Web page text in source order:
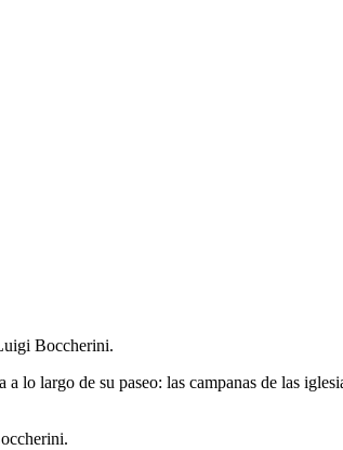
Boccherini.
largo de su paseo: las campanas de las